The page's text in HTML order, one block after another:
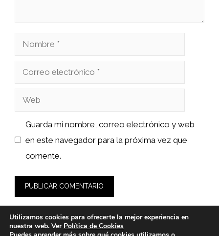
Nombre
Correo
Web
Guarda mi nombre, correo electrónico y web
en este navegador para la próxima vez que
comente.
Utilizamos cookies para ofrecerte la mejor experiencia en
nuestra web. Ver Política de Cookies